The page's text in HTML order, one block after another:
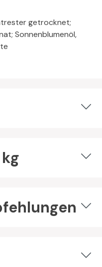
getrocknet;
Sonnenblumenöl,